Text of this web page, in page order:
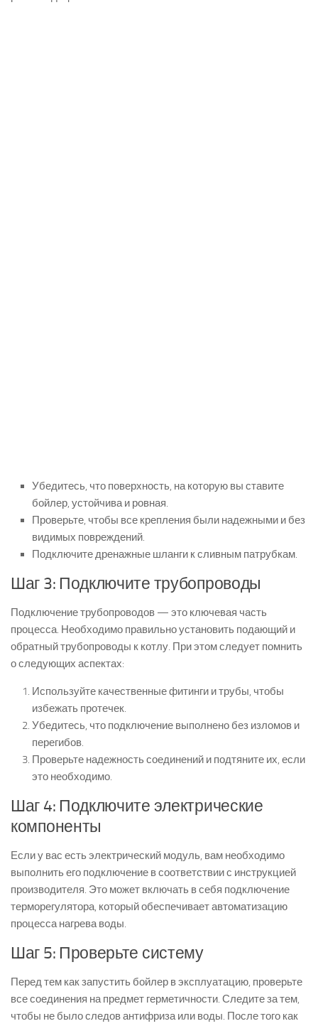
Убедитесь, что поверхность, на которую вы ставите
бойлер, устойчива и ровная.
Проверьте, чтобы все крепления были надежными и без
видимых повреждений.
Подключите дренажные шланги к сливным патрубкам.
Шаг 3: Подключите трубопроводы
Подключение трубопроводов — это ключевая часть
процесса. Необходимо правильно установить подающий и
обратный трубопроводы к котлу. При этом следует помнить
о следующих аспектах:
Используйте качественные фитинги и трубы, чтобы
избежать протечек.
Убедитесь, что подключение выполнено без изломов и
перегибов.
Проверьте надежность соединений и подтяните их, если
это необходимо.
Шаг 4: Подключите электрические
компоненты
Если у вас есть электрический модуль, вам необходимо
выполнить его подключение в соответствии с инструкцией
производителя. Это может включать в себя подключение
терморегулятора, который обеспечивает автоматизацию
процесса нагрева воды.
Шаг 5: Проверьте систему
Перед тем как запустить бойлер в эксплуатацию, проверьте
все соединения на предмет герметичности. Следите за тем,
чтобы не было следов антифриза или воды. После того как